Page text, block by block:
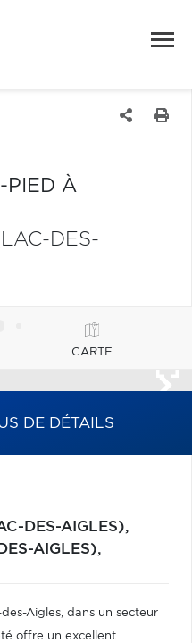
PIED À
DES-
CARTE
DE DÉTAILS
DES-AIGLES),
AIGLES),
Aigles, dans un secteur
offre un excellent